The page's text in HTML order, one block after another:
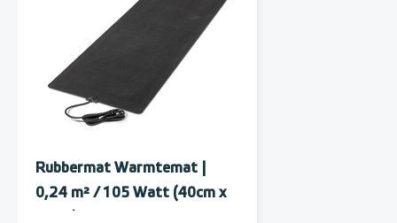
Rubbermat Warmtemat |
0,24 m² / 105 Watt (40cm x